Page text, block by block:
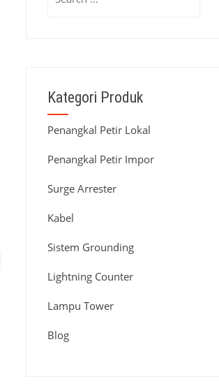
for:
Kategori Produk
Penangkal Petir Lokal
Penangkal Petir Impor
Surge Arrester
Kabel
Sistem Grounding
Lightning Counter
Lampu Tower
Blog